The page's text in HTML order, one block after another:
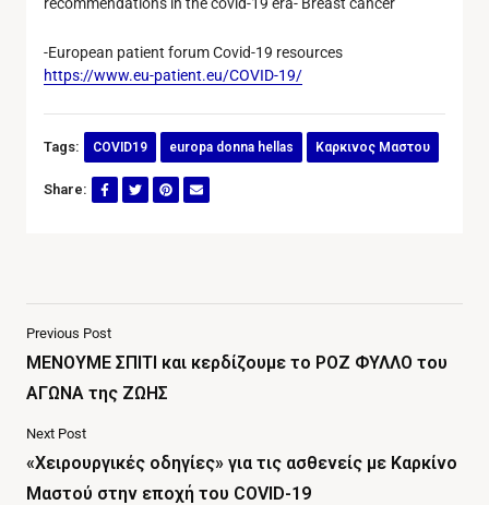
-European patient forum Covid-19 resources
https://www.eu-patient.eu/COVID-19/
Tags: COVID19 europa donna hellas Καρκινος Μαστου
Share:
Previous Post
ΜΕΝΟΥΜΕ ΣΠΙΤΙ και κερδίζουμε το ΡΟΖ ΦΥΛΛΟ του
ΑΓΩΝΑ της ΖΩΗΣ
Next Post
«Χειρουργικές οδηγίες» για τις ασθενείς με Καρκίνο
Μαστού στην εποχή του COVID-19